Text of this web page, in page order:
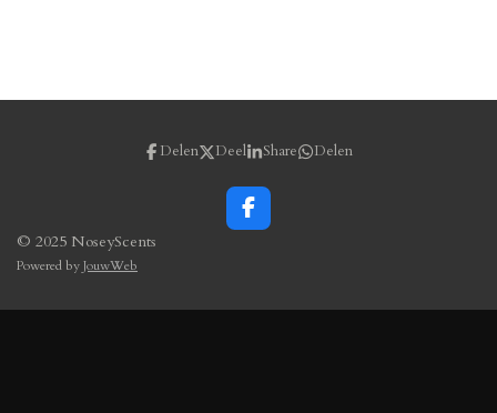
Delen Deel Share Delen
F
a
o
© 2025 NoseyScents
Powered byJouwWeb